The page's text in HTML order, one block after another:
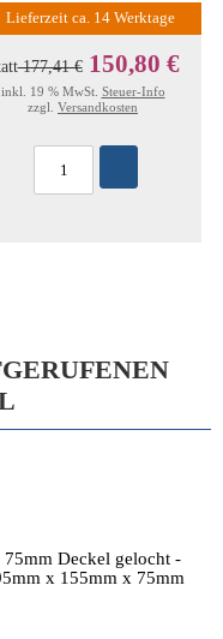
Lieferzeit ca. 14 Werktage
177,41 € 150,80 €
inkl. 19 % MwSt. Steuer-Info
zzgl. Versandkosten
Deckel gelocht -
x 155mm x 75mm